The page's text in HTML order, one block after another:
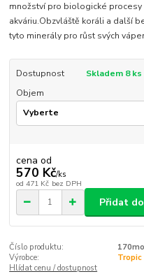
množství pro biologické
akváriu.Obzvláště koráli a další
tyto minerály pro růst svých
Dostupnost
Skladem 8 ks
Objem
cena od
570 Kč/ks
od 471 Kč bez DPH
Přidat
Číslo produktu:
170mo
Výrobce:
Tropic
Hlídat cenu / dostupnost